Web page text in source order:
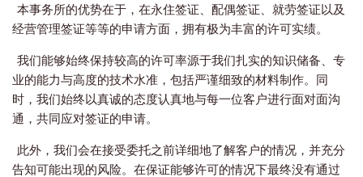
本事务所的优势在于，在永住签证、配偶签证、就劳签证以及
经营管理签证等等的申请方面，拥有极为丰富的许可实绩。
我们能够始终保持较高的许可率源于我们扎实的知识储备、专
业的能力与高度的技术水准，包括严谨细致的材料制作。同
时，我们始终以真诚的态度认真地与每一位客户进行面对面沟
通，共同应对签证的申请。
此外，我们会在接受委托之前详细地了解客户的情况，并充分
告知可能出现的风险。在保证能够许可的情况下最终没有通过